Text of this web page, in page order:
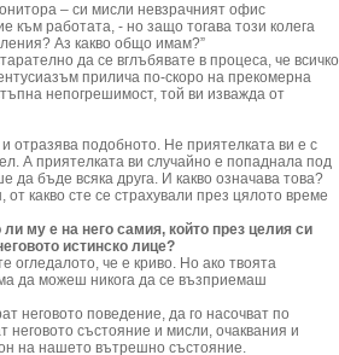
– си мисли невзрачният офис
към работата, - но защо тогава този колега
Аз какво общо имам?”
да се вглъбявате в процеса, че всичко
прилича по-скоро на прекомерна
непогрешимост, той ви изважда от
отразява подобното. Не приятелката ви е с
А приятелката ви случайно е попаднала под
бъде всяка друга. И какво означава това?
какво сте се страхували през цялото време
му е на него самия, който през целия си
истинско лице?
че е криво. Но ако твоята
да можеш никога да се възприемаш
неговото поведение, да го насочват по
неговото състояние и мисли, очаквания и
на нашето вътрешно състояние.